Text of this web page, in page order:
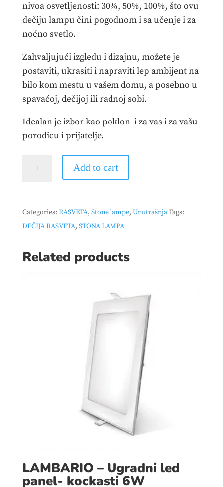
nivoa osvetljenosti: 30%, 50%, 100%, što ovu
dečiju lampu čini pogodnom i sa učenje i za
noćno svetlo.
Zahvaljujući izgledu i dizajnu, možete je
postaviti, ukrasiti i napraviti lep ambijent na
bilo kom mestu u vašem domu, a posebno u
spavaćoj, dečijoj ili radnoj sobi.
Idealan je izbor kao poklon i za vas i za vašu
porodicu i prijatelje.
ZVUČNIK-
LAMPA
BELA
Add to cart
Categories: RASVETA, Stone lampe, UnutrašnjaTags:
DEČIJA RASVETA, STONA LAMPA
Related products
LAMBARIO – Ugradni led
panel- kockasti 6W